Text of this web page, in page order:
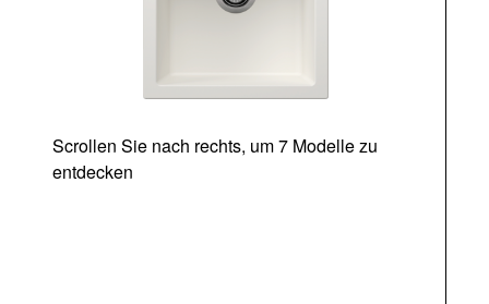
Scrollen Sie nach rechts, um 7 Modelle zu
entdecken